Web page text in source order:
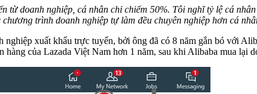
từ doanh nghiệp, cá nhân chỉ chiếm 50%. Tôi nghĩ tỷ lệ cá
trình doanh nghiệp tự làm đều chuyên nghiệp hơn cá
xuất khẩu trực tuyến, bởi ông đã có 8 năm gắn bó với
của Lazada Việt Nam hơn 1 năm, sau khi Alibaba mua lại